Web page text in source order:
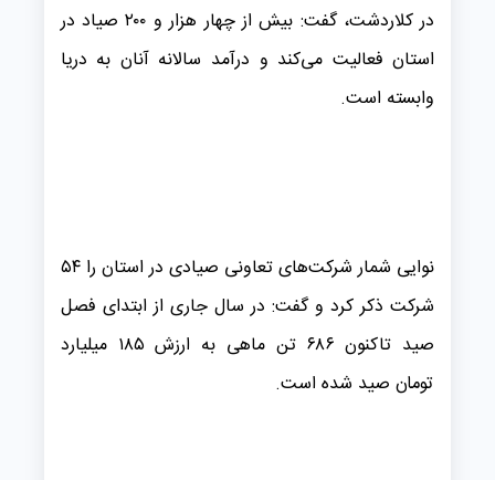
در کلاردشت، گفت: بیش از چهار هزار و ۲۰۰ صیاد در
استان فعالیت می‌کند و درآمد سالانه آنان به دریا
وابسته است.
نوایی شمار شرکت‌های تعاونی صیادی در استان را ۵۴
شرکت ذکر کرد و گفت: در سال جاری از ابتدای فصل
صید تاکنون ۶۸۶ تن ماهی به ارزش ۱۸۵ میلیارد
تومان صید شده است.